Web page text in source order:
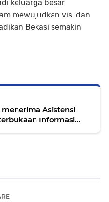
keluarga besar
mewujudkan visi dan
Bekasi semakin
Asistensi
Informasi